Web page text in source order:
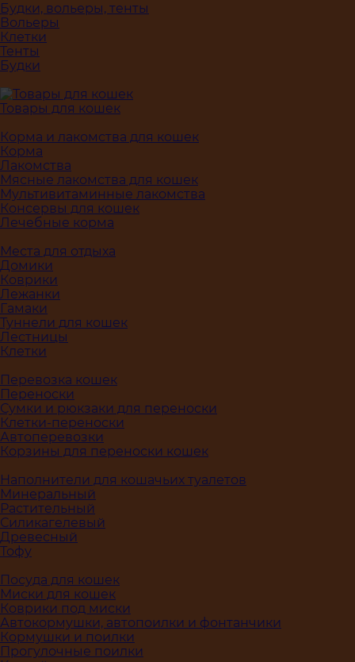
Будки, вольеры, тенты
Вольеры
Клетки
Тенты
Будки
Товары для кошек
Корма и лакомства для кошек
Корма
Лакомства
Мясные лакомства для кошек
Мультивитаминные лакомства
Консервы для кошек
Лечебные корма
Места для отдыха
Домики
Коврики
Лежанки
Гамаки
Туннели для кошек
Лестницы
Клетки
Перевозка кошек
Переноски
Сумки и рюкзаки для переноски
Клетки-переноски
Автоперевозки
Корзины для переноски кошек
Наполнители для кошачьих туалетов
Минеральный
Растительный
Силикагелевый
Древесный
Тофу
Посуда для кошек
Миски для кошек
Коврики под миски
Автокормушки, автопоилки и фонтанчики
Кормушки и поилки
Прогулочные поилки